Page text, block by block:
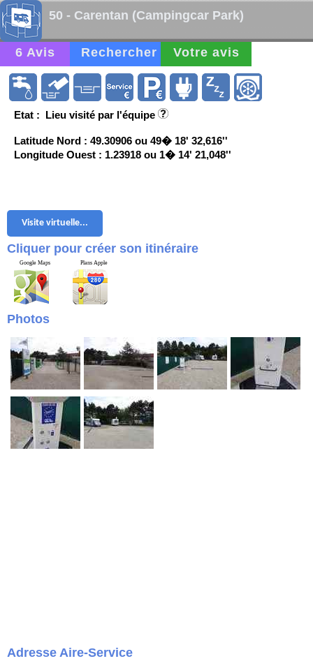
50 - Carentan (Campingcar Park)
6 Avis Rechercher Votre avis
Etat : Lieu visité par l'équipe
Latitude Nord : 49.30906 ou 49� 18' 32,616''
Longitude Ouest : 1.23918 ou 1� 14' 21,048''
Visite virtuelle...
Cliquer pour créer son itinéraire
Google Maps Plans Apple
Photos
Adresse Aire-Service